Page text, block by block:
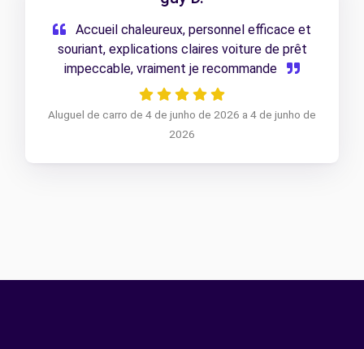
Accueil chaleureux, personnel efficace et
souriant, explications claires voiture de prêt
impeccable, vraiment je recommande
Aluguel de carro de 4 de junho de 2026 a 4 de junho de
2026